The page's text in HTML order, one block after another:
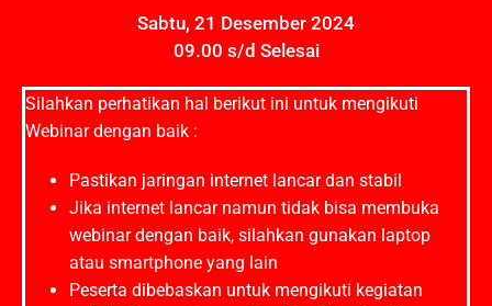
Sabtu, 21 Desember 2024
09.00 s/d Selesai
Silahkan perhatikan hal berikut ini untuk mengikuti
Webinar dengan baik :
Pastikan jaringan internet lancar dan stabil
Jika internet lancar namun tidak bisa membuka
webinar dengan baik, silahkan gunakan laptop
atau smartphone yang lain
Peserta dibebaskan untuk mengikuti kegiatan